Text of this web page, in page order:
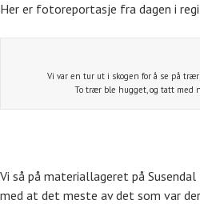
Her er fotoreportasje fra dagen i regi
Vi var en tur ut i skogen for å se på
To trær ble hugget, og tatt med
Vi så på materiallageret på
med at det meste av det som var